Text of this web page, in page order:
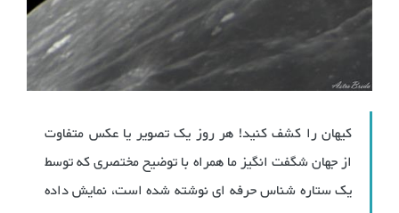
کیهان را کشف کنید! هر روز یک تصویر یا عکس متفاوت
از جهان شگفت انگیز ما همراه با توضیح مختصری که توسط
یک ستاره شناس حرفه ای نوشته شده است، نمایش داده